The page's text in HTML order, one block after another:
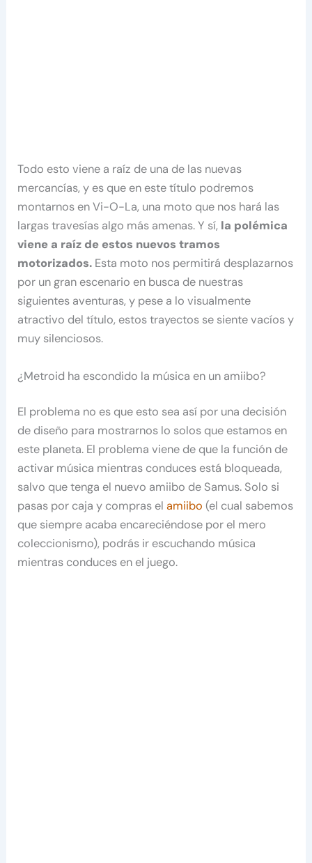
Todo esto viene a raíz de una de las nuevas
mercancías, y es que en este título podremos
montarnos en Vi-O-La, una moto que nos hará las
largas travesías algo más amenas. Y sí, la polémica
viene a raíz de estos nuevos tramos
motorizados. Esta moto nos permitirá desplazarnos
por un gran escenario en busca de nuestras
siguientes aventuras, y pese a lo visualmente
atractivo del título, estos trayectos se siente vacíos y
muy silenciosos.
¿Metroid ha escondido la música en un amiibo?
El problema no es que esto sea así por una decisión
de diseño para mostrarnos lo solos que estamos en
este planeta. El problema viene de que la función de
activar música mientras conduces está bloqueada,
salvo que tenga el nuevo amiibo de Samus. Solo si
pasas por caja y compras elamiibo (el cual sabemos
que siempre acaba encareciéndose por el mero
coleccionismo), podrás ir escuchando música
mientras conduces en el juego.